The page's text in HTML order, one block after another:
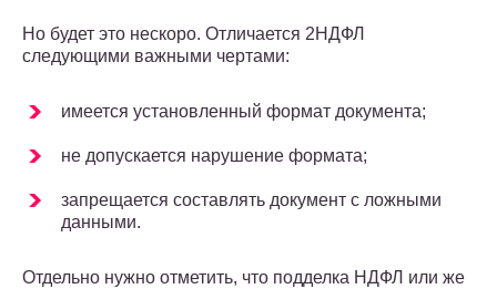
Но будет это нескоро. Отличается 2НДФЛ
следующими важными чертами:
имеется установленный формат документа;
не допускается нарушение формата;
запрещается составлять документ с ложными
данными.
Отдельно нужно отметить, что подделка НДФЛ или же